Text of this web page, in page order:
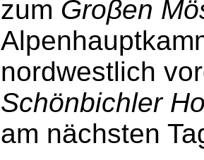
zum Groβen
nordwestlich
Schönbichler
am nächsten